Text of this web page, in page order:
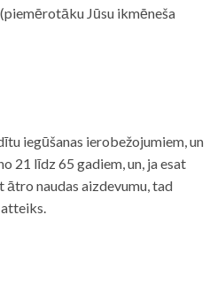
Jūsu ikmēneša
iegūšanas ierobežojumiem, un
21 līdz 65 gadiem, un, ja esat
ātro naudas aizdevumu, tad